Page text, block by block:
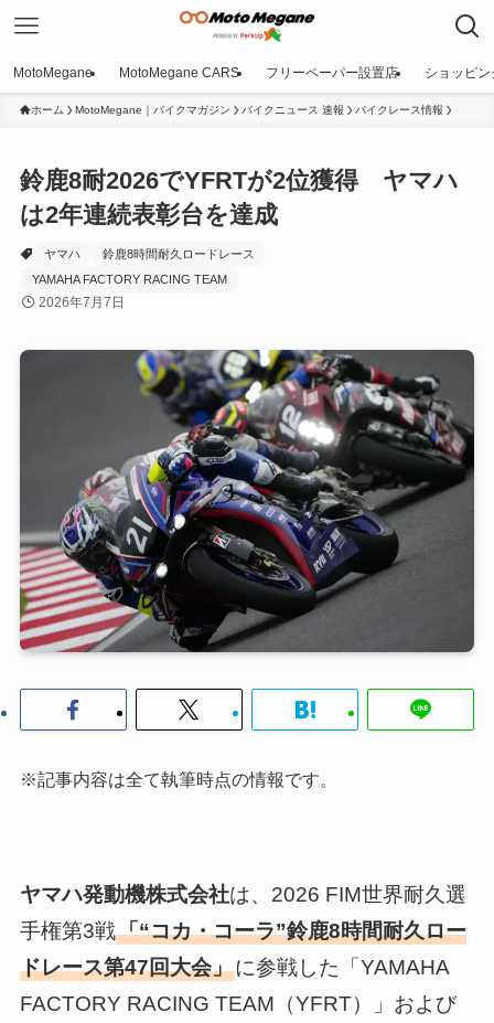
MotoMegane MotoMegane CARS フリーペーパー設置店 ショッピン
ホーム MotoMegane｜バイクマガジン バイクニュース 速報 バイクレース情報
鈴鹿8耐2026でYFRTが2位獲得 ヤマハ
は2年連続表彰台を達成
ヤマハ
鈴鹿8時間耐久ロードレース
YAMAHA FACTORY RACING TEAM
2026年7月7日
※記事内容は全て執筆時点の情報です。
ヤマハ発動機株式会社は、2026 FIM世界耐久選
手権第3戦「“コカ・コーラ”鈴鹿8時間耐久ロー
ドレース第47回大会」に参戦した「YAMAHA
FACTORY RACING TEAM（YFRT）」および